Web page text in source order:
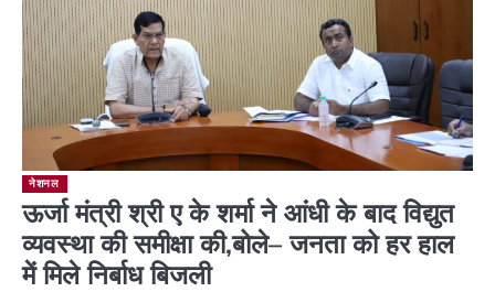
नेशनल
ऊर्जा मंत्री श्री ए के शर्मा ने आंधी के बाद विद्युत
व्यवस्था की समीक्षा की,बोले– जनता को हर हाल
में मिले निर्बाध बिजली